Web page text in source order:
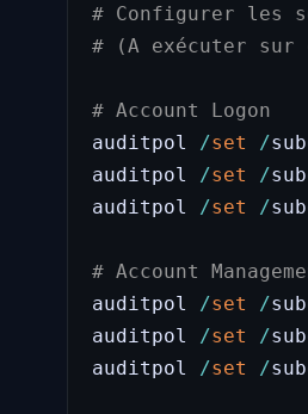
# Configurer les
# (A exécuter sur
# Account Logon
auditpol
/set /
auditpol
/set /
auditpol
/set /
# Account
auditpol
/set /
auditpol
/set /
auditpol
/set /